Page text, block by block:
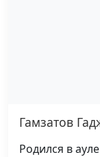
Гамзатов
Родился в